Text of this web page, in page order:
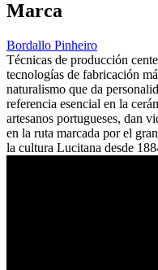
Marca
Bordallo Pinheiro
Técnicas de producción
tecnologías de fabricación
naturalismo que da
referencia esencial en la
artesanos portugueses, dan
en la ruta marcada por el
la cultura Lucitana desde